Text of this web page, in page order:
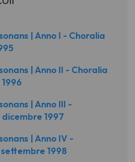
| Anno I - Choralia
| Anno II - Choralia
| Anno III -
1997
| Anno IV -
1998